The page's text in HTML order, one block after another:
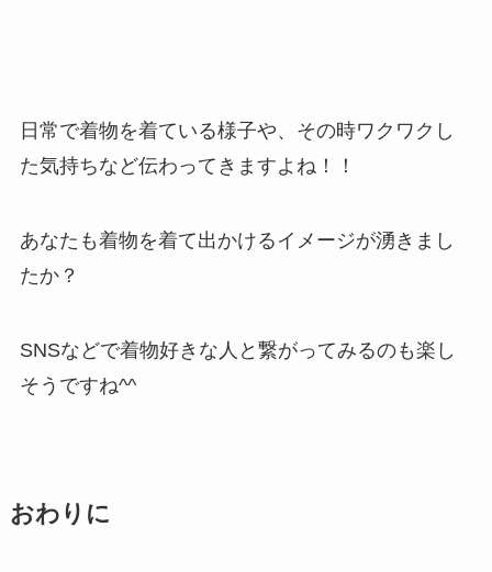
日常で着物を着ている様子や、その時ワクワクし
た気持ちなど伝わってきますよね！！
あなたも着物を着て出かけるイメージが湧きまし
たか？
SNSなどで着物好きな人と繋がってみるのも楽し
そうですね^^
おわりに